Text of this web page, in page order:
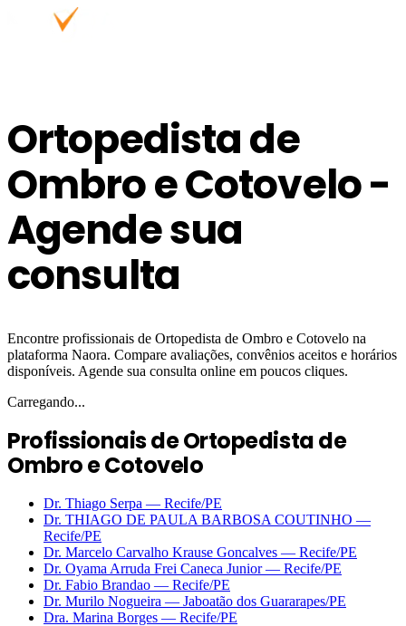
Ortopedista de
Ombro e Cotovelo -
Agende sua
consulta
Encontre profissionais de Ortopedista de Ombro e Cotovelo na
plataforma Naora. Compare avaliações, convênios aceitos e horários
disponíveis. Agende sua consulta online em poucos cliques.
Carregando...
Profissionais de Ortopedista de
Ombro e Cotovelo
Dr. Thiago Serpa — Recife/PE
Dr. THIAGO DE PAULA BARBOSA COUTINHO —
Recife/PE
Dr. Marcelo Carvalho Krause Goncalves — Recife/PE
Dr. Oyama Arruda Frei Caneca Junior — Recife/PE
Dr. Fabio Brandao — Recife/PE
Dr. Murilo Nogueira — Jaboatão dos Guararapes/PE
Dra. Marina Borges — Recife/PE